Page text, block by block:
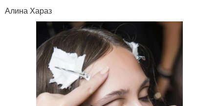
Алина Хараз